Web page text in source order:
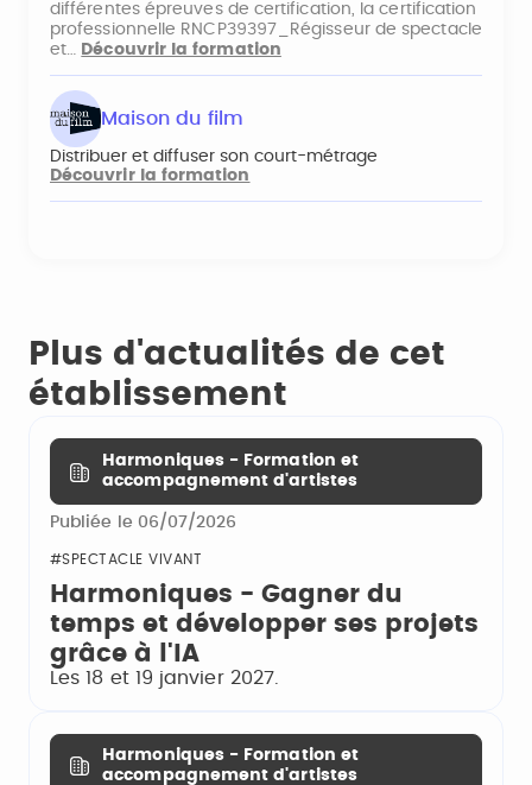
différentes épreuves de certification, la certification
professionnelle RNCP39397_Régisseur de spectacle
et… Découvrir la formation
Maison du film
Distribuer et diffuser son court-métrage
Découvrir la formation
Plus d'actualités de cet
établissement
Harmoniques - Formation et
accompagnement d'artistes
Publiée le 06/07/2026
#SPECTACLE VIVANT
Harmoniques - Gagner du
temps et développer ses projets
grâce à l'IA
Les 18 et 19 janvier 2027.
Harmoniques - Formation et
accompagnement d'artistes